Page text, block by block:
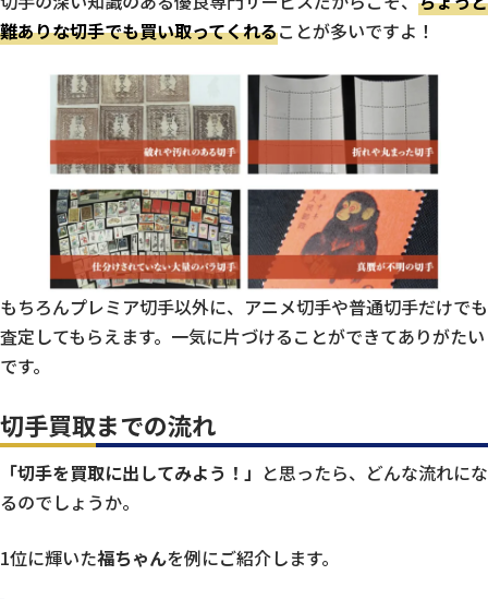
難ありな切手でも買い取ってくれることが多いですよ！
もちろんプレミア切手以外に、アニメ切手や普通切手だけでも
査定してもらえます。一気に片づけることができてありがたい
です。
切手買取までの流れ
「切手を買取に出してみよう！」 と思ったら、どんな流れにな
るのでしょうか。
1位に輝いた福ちゃんを例にご紹介します。